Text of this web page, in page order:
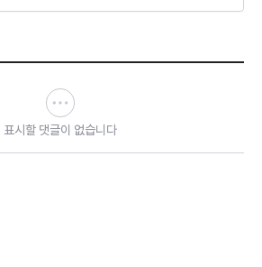
표시할 댓글이 없습니다